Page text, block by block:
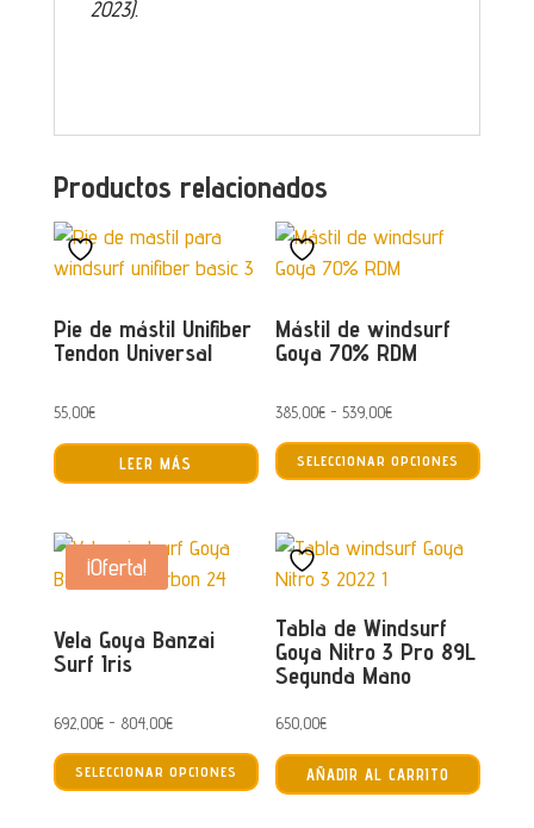
2023).
Productos relacionados
Pie de mástil Unifiber
Tendon Universal
55,00€
LEER MÁS
Mástil de windsurf
Goya 70% RDM
385,00€ - 539,00€Rango
de
precios:
SELECCIONAR OPCIONES
la
¡Oferta!
Vela Goya Banzai
Surf Iris
692,00€ - 804,00€Rango
de
precios:
SELECCIONAR OPCIONES
Este
producto
Tabla de Windsurf
Goya Nitro 3 Pro 89L
Segunda Mano
650,00€
AÑADIR AL CARRITO